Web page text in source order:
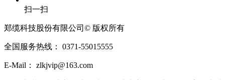
扫一扫
郑缆科技股份有限公司© 版权所有
全国服务热线： 0371-55015555
E-Mail： zlkjvip@163.com